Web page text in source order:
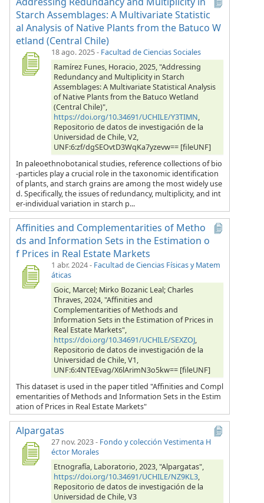
Starch Assemblages: A Multivariate Statistic
al Analysis of Native Plants from the Batuco W
etland (Central Chile)
18 ago. 2025- Facultad de Ciencias Sociales
Ramírez Funes, Horacio, 2025, "Addressing
Redundancy and Multiplicity in Starch
Assemblages: A Multivariate Statistical Analysis
of Native Plants from the Batuco Wetland
(Central Chile)",
https://doi.org/10.34691/UCHILE/Y3TIMN,
Repositorio de datos de investigación de la
Universidad de Chile, V2,
UNF:6:zf/dgSEOvtD3WqKa7yzevw== [fileUNF]
In paleoethnobotanical studies, reference collections of bio
-particles play a crucial role in the taxonomic identification
of plants, and starch grains are among the most widely use
d. Specifically, the issues of redundancy, multiplicity, and int
er-individual variation in starch p...
Affinities and Complementarities of Metho
ds and Information Sets in the Estimation o
f Prices in Real Estate Markets
1 abr. 2024- Facultad de Ciencias Físicas y Matem
áticas
Goic, Marcel; Mirko Bozanic Leal; Charles
Thraves, 2024, "Affinities and
Complementarities of Methods and
Information Sets in the Estimation of Prices in
Real Estate Markets",
https://doi.org/10.34691/UCHILE/SEXZOJ,
Repositorio de datos de investigación de la
Universidad de Chile, V1,
UNF:6:4NTEEvag/X6lArimN3o5kw== [fileUNF]
This dataset is used in the paper titled "Affinities and Compl
ementarities of Methods and Information Sets in the Estim
ation of Prices in Real Estate Markets"
Alpargatas
27 nov. 2023- Fondo y colección Vestimenta H
éctor Morales
Etnografía, Laboratorio, 2023, "Alpargatas",
https://doi.org/10.34691/UCHILE/NZ9KL3,
Repositorio de datos de investigación de la
Universidad de Chile, V3